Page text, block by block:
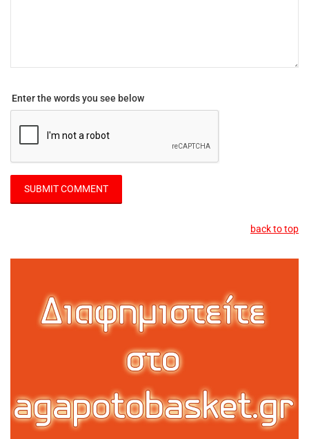
Enter the words you see below
back to top